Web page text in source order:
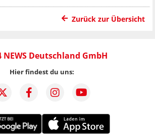
Zurück zur Übersicht
NEWS Deutschland GmbH
Hier findest du uns: